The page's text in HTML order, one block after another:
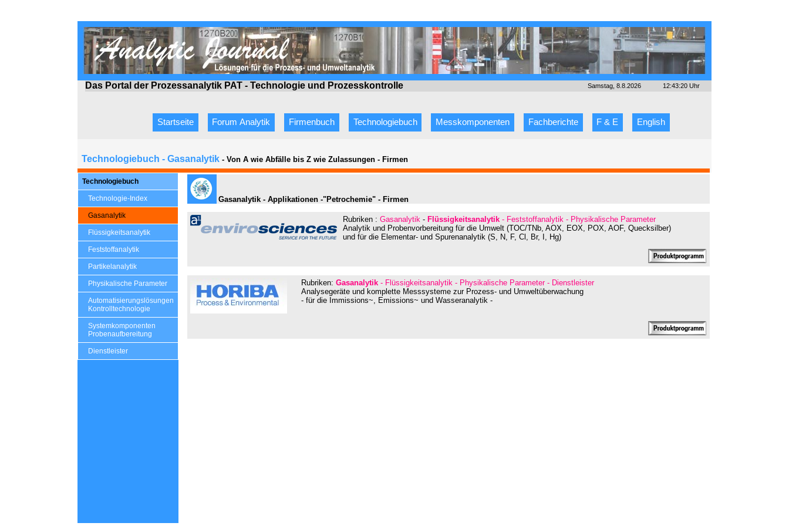
Das Portal der Prozessanalytik PAT - Technologie und Prozesskontrolle Samstag, 8.8.2026 12:43:20 Uhr
Startseite Forum Analytik Firmenbuch Technologiebuch Messkomponenten Fachberichte F & E English
Technologiebuch - Gasanalytik - Von A wie Abfälle bis Z wie Zulassungen - Firmen
Technologiebuch
Technologie-Index
Gasanalytik
Flüssigkeitsanalytik
Feststoffanalytik
Partikelanalytik
Physikalische Parameter
Automatisierungslösungen
Kontrolltechnologie
Systemkomponenten
Probenaufbereitung
Dienstleister
Gasanalytik - Applikationen -"Petrochemie" - Firmen
Rubriken : Gasanalytik - Flüssigkeitsanalytik - Feststoffanalytik - Physikalische Parameter
Analytik und Probenvorbereitung für die Umwelt (TOC/TNb, AOX, EOX, POX, AOF, Quecksilber)
und für die Elementar- und Spurenanalytik (S, N, F, Cl, Br, I, Hg)
Rubriken: Gasanalytik - Flüssigkeitsanalytik - Physikalische Parameter - Dienstleister
Analysegeräte und komplette Messsysteme zur Prozess- und Umweltüberwachung
- für die Immissions~, Emissions~ und Wasseranalytik -